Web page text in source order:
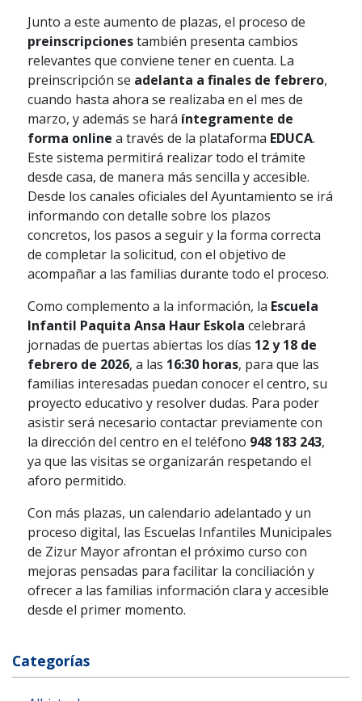
Junto a este aumento de plazas, el proceso de
preinscripcionestambién presenta cambios
relevantes que conviene tener en cuenta. La
preinscripción se adelanta a finales de febrero,
cuando hasta ahora se realizaba en el mes de
marzo, y además se hará íntegramente de
forma online a través de la plataforma EDUCA.
Este sistema permitirá realizar todo el trámite
desde casa, de manera más sencilla y accesible.
Desde los canales oficiales del Ayuntamiento se irá
informando con detalle sobre los plazos
concretos, los pasos a seguir y la forma correcta
de completar la solicitud, con el objetivo de
acompañar a las familias durante todo el proceso.
Como complemento a la información, la Escuela
Infantil Paquita Ansa Haur Eskola celebrará
jornadas de puertas abiertas los días 12 y 18 de
febrero de 2026, a las 16:30 horas, para que las
familias interesadas puedan conocer el centro, su
proyecto educativo y resolver dudas. Para poder
asistir será necesario contactar previamente con
la dirección del centro en el teléfono 948 183 243,
ya que las visitas se organizarán respetando el
aforo permitido.
Con más plazas, un calendario adelantado y un
proceso digital, las Escuelas Infantiles Municipales
de Zizur Mayor afrontan el próximo curso con
mejoras pensadas para facilitar la conciliación y
ofrecer a las familias información clara y accesible
desde el primer momento.
Categorías